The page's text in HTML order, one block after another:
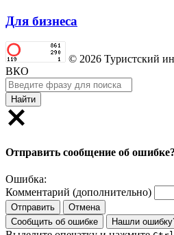
Для бизнеса
© 2026 Туристский
ВКО
Найти
Отправить сообщение об ошибке?
Ошибка:
Комментарий (дополнительно)
Отправить
Отмена
Сообщить об ошибке
Нашли